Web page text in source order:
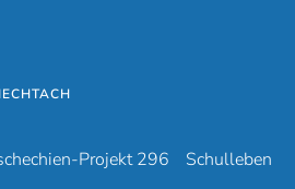
Projekt 296
Schulleben